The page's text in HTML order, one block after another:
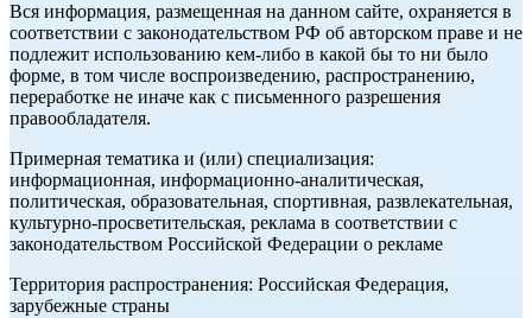
Вся информация, размещенная на данном сайте, охраняется в
соответствии с законодательством РФ об авторском праве и не
подлежит использованию кем-либо в какой бы то ни было
форме, в том числе воспроизведению, распространению,
переработке не иначе как с письменного разрешения
правообладателя.
Примерная тематика и (или) специализация:
информационная, информационно-аналитическая,
политическая, образовательная, спортивная, развлекательная,
культурно-просветительская, реклама в соответствии с
законодательством Российской Федерации о рекламе
Территория распространения: Российская Федерация,
зарубежные страны